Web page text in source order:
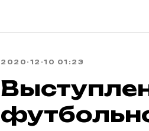
2020-12-10 01:23